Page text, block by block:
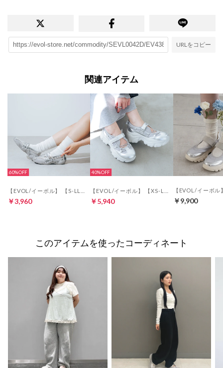
URLをコピー
関連アイテム
60%
￥3,960
40%
￥5,940 ￥9,900
このアイテムを使ったコーディネート